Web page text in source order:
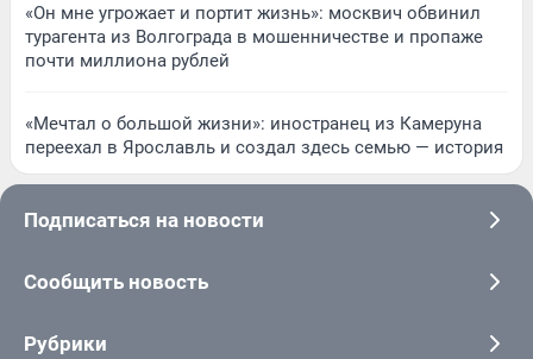
«Он мне угрожает и портит жизнь»: москвич обвинил
турагента из Волгограда в мошенничестве и пропаже
почти миллиона рублей
«Мечтал о большой жизни»: иностранец из Камеруна
переехал в Ярославль и создал здесь семью — история
Подписаться на новости
Сообщить новость
Рубрики